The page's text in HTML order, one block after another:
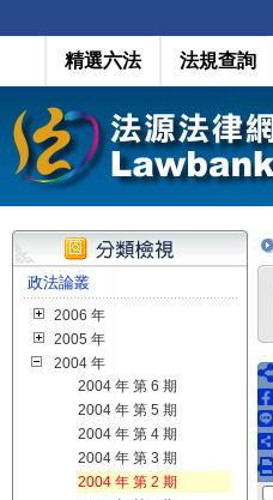
精選六法 法規查詢
政法論叢
2006 年
2005 年
2004 年
2004 年 第 6 期
2004 年 第 5 期
2004 年 第 4 期
2004 年 第 3 期
2004 年 第 2 期